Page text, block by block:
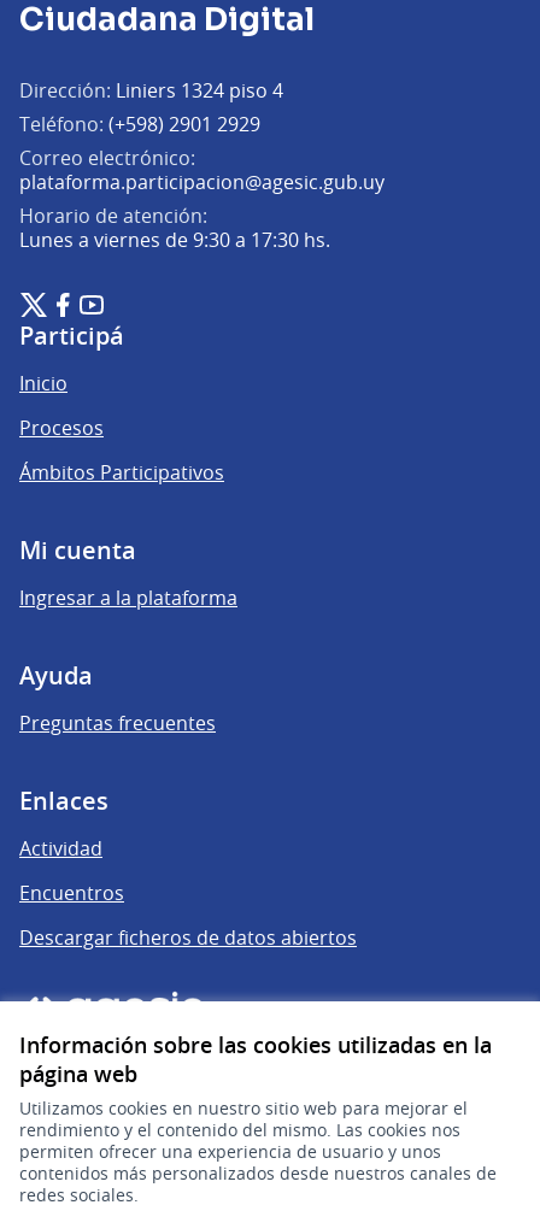
Información sobre las cookies utilizadas en la
página web
Utilizamos cookies en nuestro sitio web para mejorar el
rendimiento y el contenido del mismo. Las cookies nos
permiten ofrecer una experiencia de usuario y unos
contenidos más personalizados desde nuestros canales de
redes sociales.
Ciudadana Digital
Dirección: Liniers 1324 piso 4
Teléfono: (+598) 2901 2929
Correo electrónico:
plataforma.participacion@agesic.gub.uy(Abrir en una
Horario de atención:
Lunes a viernes de 9:30 a 17:30 hs.
Plataforma de Participación Ciudadana Digital en X
(Enlace externo)
Plataforma de Participación Ciudadana Digital en Facebook
(Enlace externo)
Plataforma de Participación Ciudadana Digital en
(Enlace externo)
Participá
Inicio
Procesos
Ámbitos Participativos
Mi cuenta
Ingresar a la plataforma
Ayuda
Preguntas frecuentes
Enlaces
Actividad
Encuentros
Descargar ficheros de datos abiertos
gub.uy
(Enlace externo)